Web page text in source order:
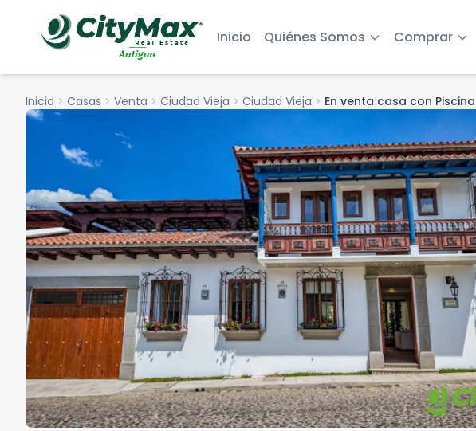
Inicio Quiénes Somos Comprar
Inicio chevron_right Casas chevron_right Venta chevron_right Ciudad Vieja chevron_right Ciudad Vieja chevron_right En venta casa con